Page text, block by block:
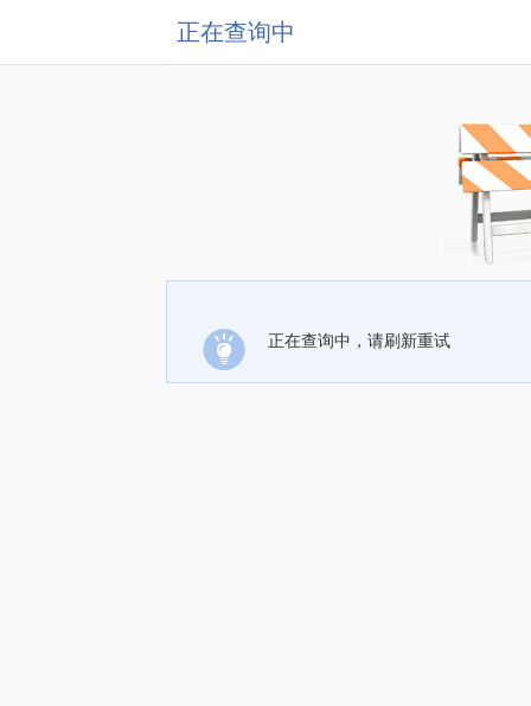
正在查询中
正在查询中，请刷新重试